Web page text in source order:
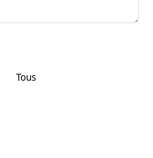
Tous